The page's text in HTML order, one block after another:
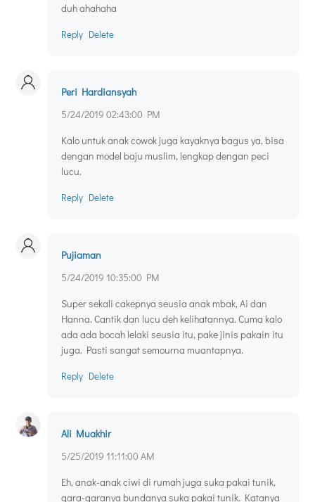
duh ahahaha
Reply Delete
Peri Hardiansyah
5/24/2019 02:43:00 PM
Kalo untuk anak cowok juga kayaknya bagus ya, bisa
dengan model baju muslim, lengkap dengan peci
lucu.
Reply Delete
Pujiaman
5/24/2019 10:35:00 PM
Super sekali cakepnya seusia anak mbak, Ai dan
Hanna. Cantik dan lucu deh kelihatannya. Cuma kalo
ada ada bocah lelaki seusia itu, pake jinis pakain itu
juga. Pasti sangat semourna muantapnya.
Reply Delete
Ali Muakhir
5/25/2019 11:11:00 AM
Eh, anak-anak ciwi di rumah juga suka pakai tunik,
gara-garanya bundanya suka pakai tunik. Katanya